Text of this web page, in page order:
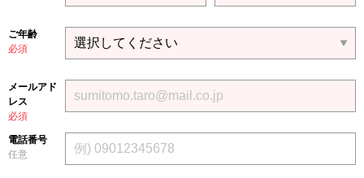
ご年齢
必須
メールアド
レス
必須
電話番号
任意